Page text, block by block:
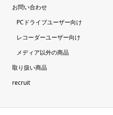
お問い合わせ
PCドライブユーザー向け
レコーダーユーザー向け
メディア以外の商品
取り扱い商品
recruit